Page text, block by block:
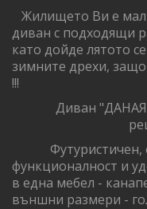
Жилището Ви е
диван с подходящи
като дойде лятото
зимните дрехи,
!!!
Диван "ДАНАЯ
Футуристичен,
функционалност и
в една мебел -
външни размери -